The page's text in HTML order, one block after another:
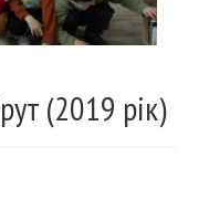
(2019 рік)